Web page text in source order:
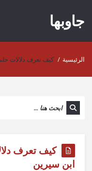
جاوبها
الرئيسية / كيف تعرف دلالات
كيف تعرف
ابن سيرين